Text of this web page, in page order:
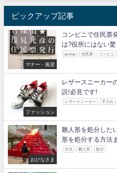
ピックアップ記事
マナー・風習
コンビニで住民票
は?役所にはない
pickup 住民票 コンビニ
ファッション
レザースニーカー
説!必見です!
レザースニーカー 手入れ
おひなさま
雛人形を処分した
形を処分する方法
方法 雛人形 処分